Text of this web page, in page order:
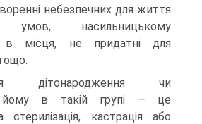
небезпечних для життя
умов, насильницькому
в місця, не придатні для
дітонародження чи
йому в такій групі — це
стерилізація, кастрація або